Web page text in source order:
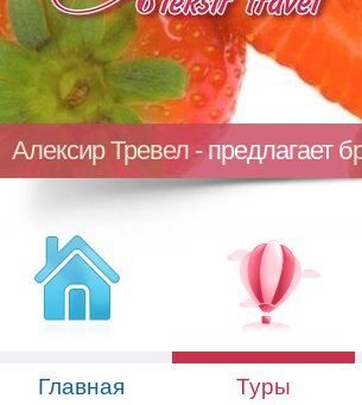
Алексир Тревел - предлагает
Главная Туры